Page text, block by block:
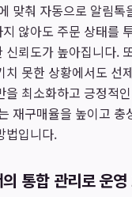
맞춰 자동으로 알림톡
않아도 주문 상태를
신뢰도가 높아집니다.
치 못한 상황에서도 선
을 최소화하고 긍정적
재구매율을 높이고 충
법입니다.
통합 관리로 운